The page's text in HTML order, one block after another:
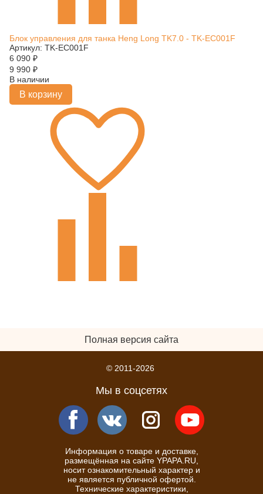
Блок управления для танка Heng Long TK7.0 - TK-EC001F
Артикул: TK-EC001F
6 090 ₽
9 990 ₽
В наличии
В корзину
Полная версия сайта
© 2011-2026
Мы в соцсетях
Информация о товаре и доставке,
размещённая на сайте YPAPA.RU,
носит ознакомительный характер и
не является публичной офертой.
Технические характеристики,